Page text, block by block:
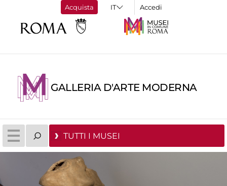
Acquista Accedi
GALLERIA D'ARTE MODERNA
TUTTI I MUSEI